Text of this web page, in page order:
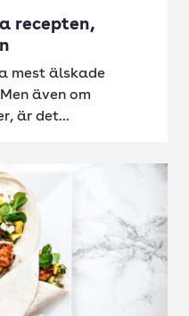
recepten,
mest älskade
även om
är det...